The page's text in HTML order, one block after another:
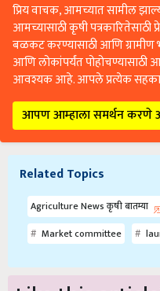
प्रिय वाचक, आमच्यात सामील
आमच्यासाठी कृषी
बळकट करण्यासाठी आणि
आणि लोकांपर्यंत पोहोचण्यासाठी
आवश्यक आहे. आपले प्रत्येक
आपण आम्हाला समर्थन
Related Topics
Agriculture News कृषी बातम्या
Market committee